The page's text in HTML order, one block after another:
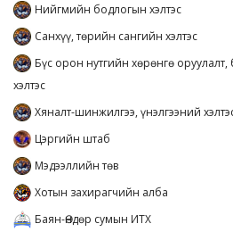
Нийгмийн бодлогын хэлтэс
Санхүү, төрийн сангийн хэлтэс
Бүс орон нутгийн хөрөнгө
хэлтэс
Хяналт-шинжилгээ, үнэлгээний
Цэргийн штаб
Мэдээллийн төв
Хотын захирагчийн алба
Баян-Өндөр сумын ИТХ